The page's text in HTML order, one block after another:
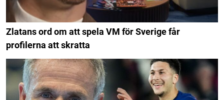
Zlatans ord om att spela VM för Sverige får
profilerna att skratta